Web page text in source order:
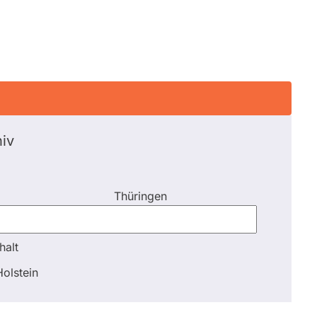
Thüringen